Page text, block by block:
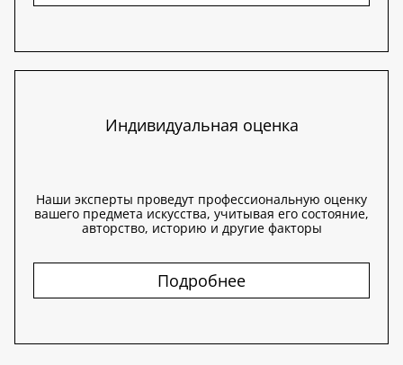
Индивидуальная оценка
Наши эксперты проведут профессиональную оценку
вашего предмета искусства, учитывая его состояние,
авторство, историю и другие факторы
Подробнее